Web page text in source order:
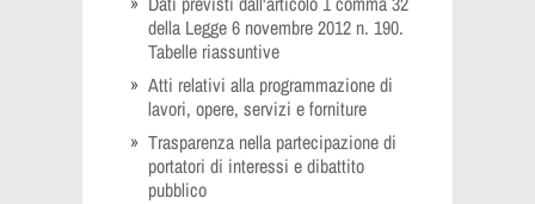
della Legge 6 novembre 2012 n. 190.
Tabelle riassuntive
Atti relativi alla programmazione di
lavori, opere, servizi e forniture
Trasparenza nella partecipazione di
portatori di interessi e dibattito
pubblico